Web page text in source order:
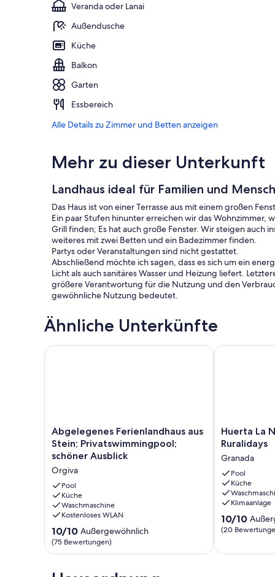
Veranda oder Lanai
Außendusche
Küche
Balkon
Garten
Essbereich
Alle Details zu Zimmer und Betten anzeigen
Mehr zu dieser Unterkunft
Landhaus ideal für Familien und
Das Haus ist von einer Terrasse aus mit einem großen
Ein paar Stufen hinunter erreichen wir das Wohnzimmer,
Grill finden; Es hat auch große Fenster. Wir steigen auch
weiteres mit zwei Betten und ein Badezimmer finden.
Partys oder Veranstaltungen sind nicht gestattet.
Abschließend möchte ich sagen, dass es sich um ein
Licht als auch sanitäres Wasser und Heizung liefert.
größere Verantwortung für die Nutzung und den
gewöhnliche Nutzung bedeutet.
Ähnliche Unterkünfte
Abgelegenes
Ferienlandhaus
aus
Privatswimmingpool;
schöner
Ausblick
Orgiva
Abgelegenes Ferienlandhaus aus
Stein; Privatswimmingpool;
schöner Ausblick
Orgiva
Pool
Küche
Waschmaschine
Kostenloses WLAN
10.0
von
10,
(75
10/10 Außergewöhnlich
(75 Bewertungen)
Abgelegenes Ferienlandhaus aus Stein;
Huerta
La
Arenas
Órgiva
by
Ruralidays
Granada
Huerta La
Ruralidays
Granada
Pool
Küche
Klimaanlage
10.0
von
10/10
(20
Huerta La